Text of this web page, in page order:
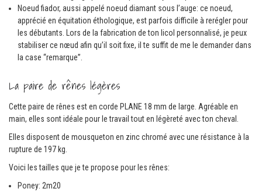
Noeud fiador, aussi appelé noeud diamant sous l’auge: ce noeud,
apprécié en équitation éthologique, est parfois difficile à rerégler pour
les débutants. Lors de la fabrication de ton licol personnalisé, je peux
stabiliser ce nœud afin qu’il soit fixe, il te suffit de me le demander dans
la case “remarque”.
La paire de rênes légères
Cette paire de rênes est en corde PLANE 18 mm de large. Agréable en
main, elles sont idéale pour le travail tout en légèreté avec ton cheval.
Elles disposent de mousqueton en zinc chromé avec une résistance à la
rupture de 197 kg.
Voici les tailles que je te propose pour les rênes:
Poney: 2m20